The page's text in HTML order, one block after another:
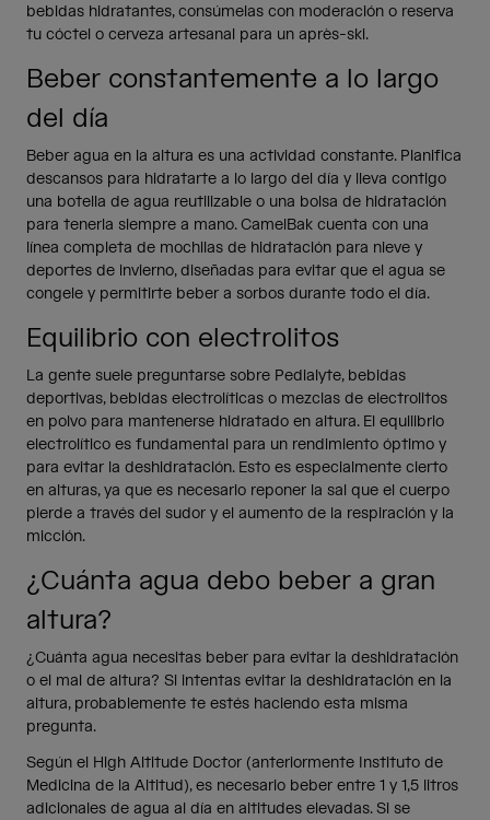
bebidas hidratantes, consúmelas con moderación o reserva
tu cóctel o cerveza artesanal para un après-ski.
Beber constantemente a lo largo
del día
Beber agua en la altura es una actividad constante. Planifica
descansos para hidratarte a lo largo del día y lleva contigo
una botella de agua reutilizable o una bolsa de hidratación
para tenerla siempre a mano. CamelBak cuenta con una
línea completa de mochilas de hidratación para nieve y
deportes de invierno, diseñadas para evitar que el agua se
congele y permitirte beber a sorbos durante todo el día.
Equilibrio con electrolitos
La gente suele preguntarse sobre Pedialyte, bebidas
deportivas, bebidas electrolíticas o mezclas de electrolitos
en polvo para mantenerse hidratado en altura. El equilibrio
electrolítico es fundamental para un rendimiento óptimo y
para evitar la deshidratación. Esto es especialmente cierto
en alturas, ya que es necesario reponer la sal que el cuerpo
pierde a través del sudor y el aumento de la respiración y la
micción.
¿Cuánta agua debo beber a gran
altura?
¿Cuánta agua necesitas beber para evitar la deshidratación
o el mal de altura? Si intentas evitar la deshidratación en la
altura, probablemente te estés haciendo esta misma
pregunta.
Según el High Altitude Doctor (anteriormente Instituto de
Medicina de la Altitud), es necesario beber entre 1 y 1,5 litros
adicionales de agua al día en altitudes elevadas. Si se